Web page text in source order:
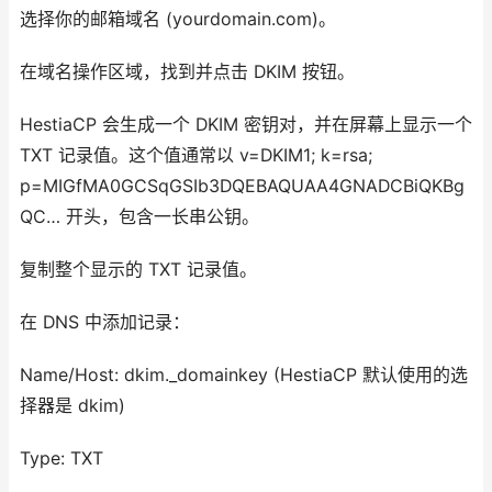
选择你的邮箱域名 (yourdomain.com)。
在域名操作区域，找到并点击 DKIM 按钮。
HestiaCP 会生成一个 DKIM 密钥对，并在屏幕上显示一个
TXT 记录值。这个值通常以 v=DKIM1; k=rsa;
p=MIGfMA0GCSqGSIb3DQEBAQUAA4GNADCBiQKBg
QC… 开头，包含一长串公钥。
复制整个显示的 TXT 记录值。
在 DNS 中添加记录：
Name/Host: dkim._domainkey (HestiaCP 默认使用的选
择器是 dkim)
Type: TXT